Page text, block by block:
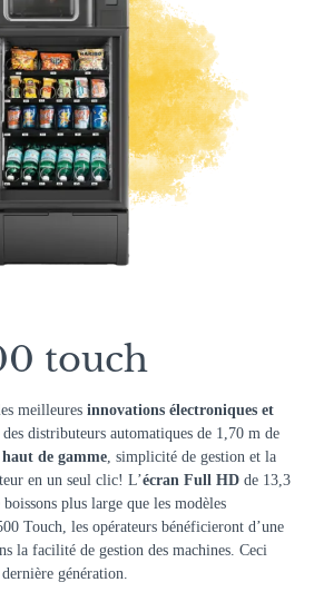
touch
meilleures innovations électroniques et
distributeurs automatiques de 1,70 m de
de gamme , simplicité de gestion et la
en un seul clic! L’écran Full HD de 13,3
plus large que les modèles
Touch, les opérateurs bénéficieront d’une
la facilité de gestion des machines. Ceci
génération.